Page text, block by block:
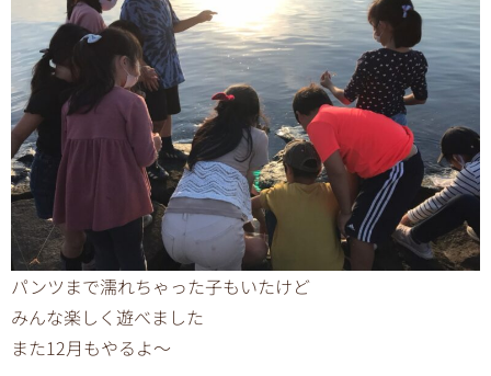
パンツまで濡れちゃった子もいたけど
みんな楽しく遊べました
また12月もやるよ〜